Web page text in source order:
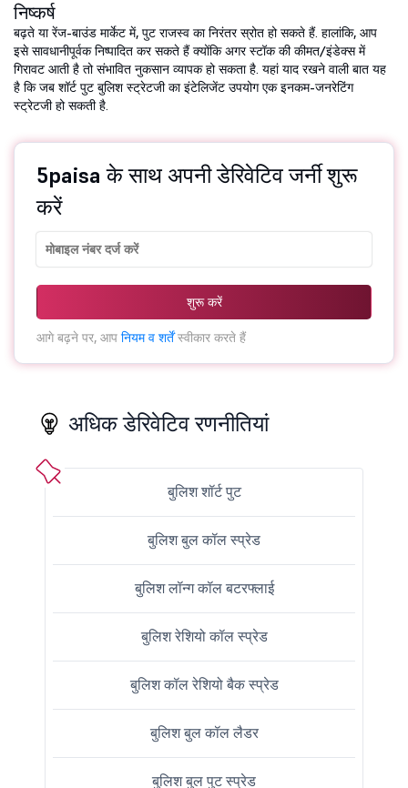
निष्कर्ष
बढ़ते या रेंज-बाउंड मार्केट में, पुट राजस्व का निरंतर स्रोत हो सकते हैं. हालांकि, आप
इसे सावधानीपूर्वक निष्पादित कर सकते हैं क्योंकि अगर स्टॉक की कीमत/इंडेक्स में
गिरावट आती है तो संभावित नुकसान व्यापक हो सकता है. यहां याद रखने वाली बात यह
है कि जब शॉर्ट पुट बुलिश स्ट्रेटजी का इंटेलिजेंट उपयोग एक इनकम-जनरेटिंग
स्ट्रेटजी हो सकती है.
5paisa के साथ अपनी डेरिवेटिव जर्नी शुरू
करें
शुरू करें
आगे बढ़ने पर, आप नियम व शर्तेंस्वीकार करते हैं
अधिक डेरिवेटिव रणनीतियां
बुलिश शॉर्ट पुट
बुलिश बुल कॉल स्प्रेड
बुलिश लॉन्ग कॉल बटरफ्लाई
बुलिश रेशियो कॉल स्प्रेड
बुलिश कॉल रेशियो बैक स्प्रेड
बुलिश बुल कॉल लैडर
बुलिश बुल पुट स्प्रेड